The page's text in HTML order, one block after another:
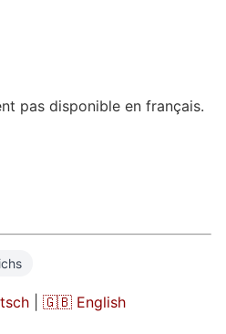
pas disponible en français.
🇬🇧 English